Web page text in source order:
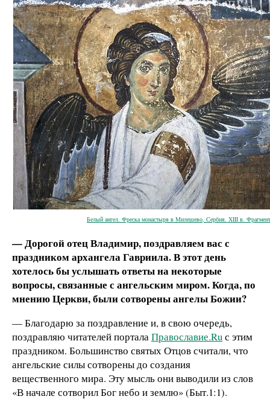
Белый ангел. Фреска монастыря в Милешево, Сербия. XIII в. Фрагмент
— Дорогой отец Владимир, поздравляем вас с
праздником архангела Гавриила. В этот день
хотелось бы услышать ответы на некоторые
вопросы, связанные с ангельским миром. Когда, по
мнению Церкви, были сотворены ангелы Божии?
— Благодарю за поздравление и, в свою очередь,
поздравляю читателей порталаПравославие.Ruс этим
праздником. Большинство святых Отцов считали, что
ангельские силы сотворены до создания
вещественного мира. Эту мысль они выводили из слов
«В начале сотворил Бог небо и землю» (Быт.1:1).